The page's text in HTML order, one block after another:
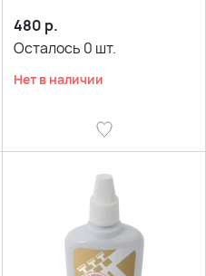
480 р.
Осталось 0 шт.
Нет в наличии